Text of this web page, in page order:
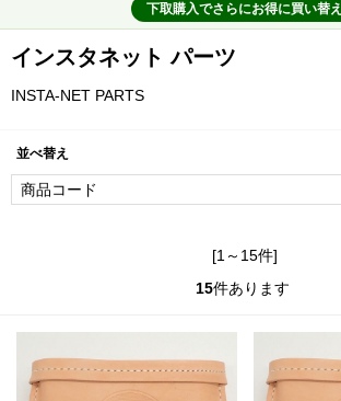
下取購入でさらにお得に買い替え
インスタネット パーツ
INSTA-NET PARTS
並べ替え
[1～15件]
15件あります